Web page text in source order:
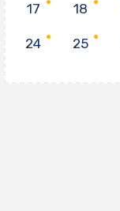
17 18
24 25